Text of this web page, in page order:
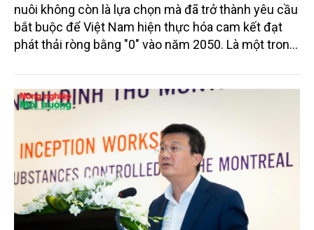
nuôi không còn là lựa chọn mà đã trở thành yêu cầu
bắt buộc để Việt Nam hiện thực hóa cam kết đạt
phát thải ròng bằng "0" vào năm 2050. Là một trong
nuôi đang đứng trước áp lực phải chuyển đổi mạnh
mẽ theo hướng xanh, tuần hoàn và bền vững. Để
hiểu rõ hơn vấn đề này, phóng viên Tạp chí Nông
nghiệp và Môi trường đã có cuộc trao đổi với PGS,
TS. Đinh Văn Dũng, Trưởng Khoa Chăn nuôi Thú y –
Trường Đại học Nông lâm (Đại học Huế).